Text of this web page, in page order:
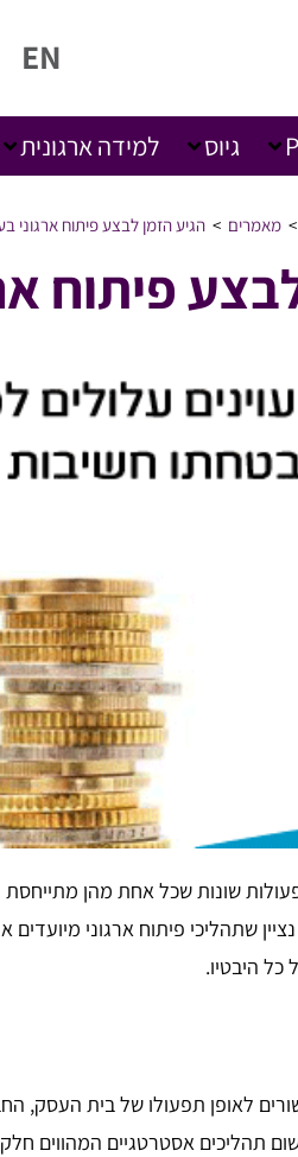
EN
גיוס למידה ארגונית
פיתוח
> מאמרים > הגיע הזמן לבצע פיתוח ארגוני
שונות שכל אחת מהן מתייחסת
שתהליכי פיתוח ארגוני
כל היבטיו.
לאופן תפעולו של בית העסק,
תהליכים אסטרטגיים המהווים